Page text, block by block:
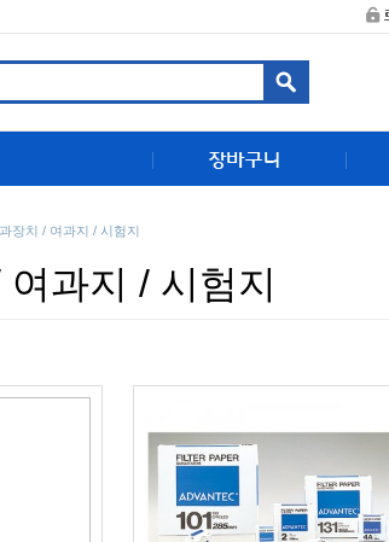
장치 / 여과지 / 시험지
과지 / 시험지